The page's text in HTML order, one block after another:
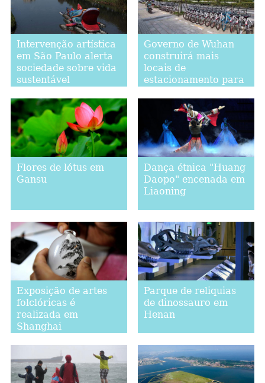
Intervenção artística
em São Paulo alerta
sociedade sobre vida
sustentável
Governo de Wuhan
construirá mais
locais de
estacionamento para
compartilhadas
Flores de lótus em
Gansu
Dança étnica "Huang
Daopo" encenada em
Liaoning
Exposição de artes
folclóricas é
realizada em
Shanghai
Parque de reliquias
de dinossauro em
Henan